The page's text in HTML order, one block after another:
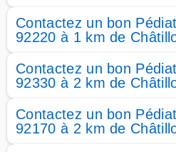
Contactez un bon
92220 à 1 km de
Contactez un bon
92330 à 2 km de
Contactez un bon
92170 à 2 km de